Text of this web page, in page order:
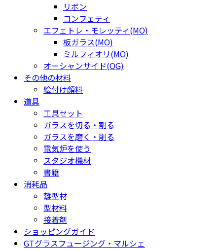
リボン
コンフェティ
エフェトレ・モレッティ(MO)
板ガラス(MO)
ミルフィオリ(MO)
オーシャンサイド(OG)
その他の材料
絵付け顔料
道具
工具セット
ガラスを切る・割る
ガラスを磨く・削る
電気炉を使う
スタジオ機材
書籍
消耗品
離型材
型材料
接着剤
ショッピングガイド
GTグラスフュージング・マルシェ